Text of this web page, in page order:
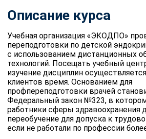
Описание курса
Учебная организация «ЭКОДПО»
переподготовки по детской
с использованием дистанционных
технологий. Посещать учебный
изучение дисциплин
клиентов время. Основанием для
профпереподготовки врачей
Федеральный закон №323, в котором
работники сферы здравоохранения
переобучение для допуска к
если не работали по профессии